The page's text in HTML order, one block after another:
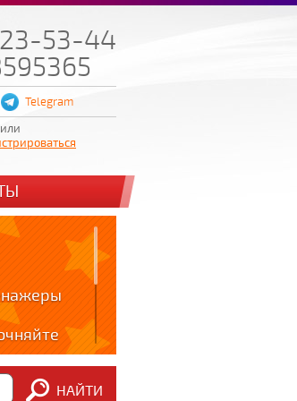
53-44
Telegram
или
;
НАЙТИ